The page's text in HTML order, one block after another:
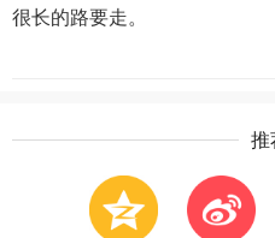
很长的路要走。
推